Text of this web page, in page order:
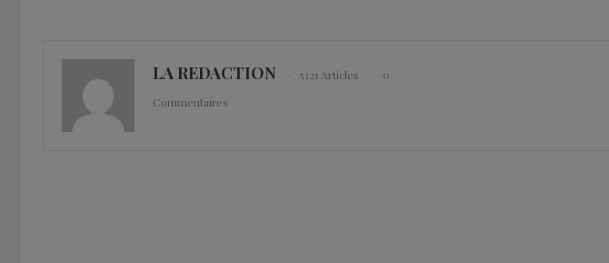
LA REDACTION 5321 Articles
0
Commentaires